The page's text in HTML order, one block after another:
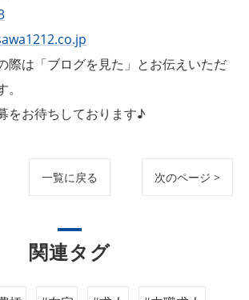
際は「ブログを見た」とお伝えいただ
をお待ちしております♪
一覧に戻る 次のページ >
関連タグ